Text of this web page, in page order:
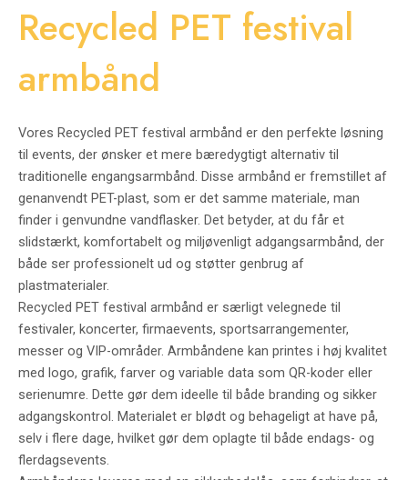
Recycled PET festival
armbånd
Vores Recycled PET festival armbånd er den perfekte løsning
til events, der ønsker et mere bæredygtigt alternativ til
traditionelle engangsarmbånd. Disse armbånd er fremstillet af
genanvendt PET-plast, som er det samme materiale, man
finder i genvundne vandflasker. Det betyder, at du får et
slidstærkt, komfortabelt og miljøvenligt adgangsarmbånd, der
både ser professionelt ud og støtter genbrug af
plastmaterialer.
Recycled PET festival armbånd er særligt velegnede til
festivaler, koncerter, firmaevents, sportsarrangementer,
messer og VIP-områder. Armbåndene kan printes i høj kvalitet
med logo, grafik, farver og variable data som QR-koder eller
serienumre. Dette gør dem ideelle til både branding og sikker
adgangskontrol. Materialet er blødt og behageligt at have på,
selv i flere dage, hvilket gør dem oplagte til både endags- og
flerdagsevents.